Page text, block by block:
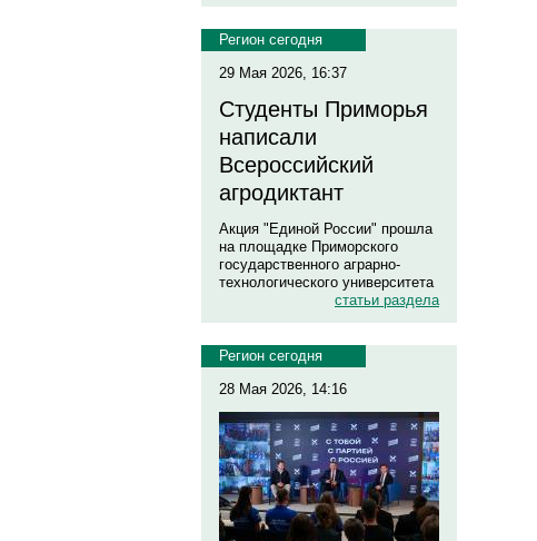
Регион сегодня
29 Мая 2026, 16:37
Студенты Приморья
написали
Всероссийский
агродиктант
Акция "Единой России" прошла
на площадке Приморского
государственного аграрно-
технологического университета
статьи раздела
Регион сегодня
28 Мая 2026, 14:16